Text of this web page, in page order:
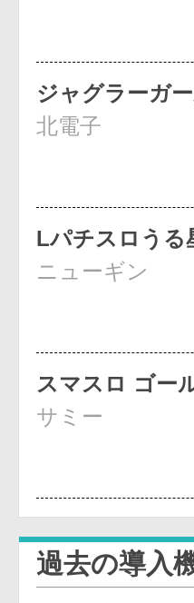
ジャグラーガ
北電子
Lパチスロうる
ニューギン
スマスロ ゴー
サミー
過去の導入